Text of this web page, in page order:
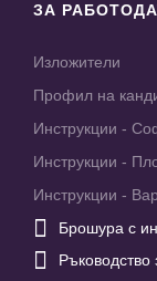
ЗА
Изложители
Профил на
Инструкции -
Инструкции -
Инструкции -
 Брошура с
 Ръководство